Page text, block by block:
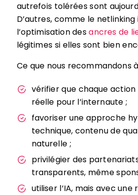
autrefois tolérées sont
D’autres, comme le
l’optimisation desancres de
légitimes si elles sont bien
Ce que nous recommandons
vérifier que chaque action
réelle pour l’internaute ;
favoriser une approche
technique, contenu de
naturelle ;
privilégier des
transparents, même
utiliser l’IA, mais avec